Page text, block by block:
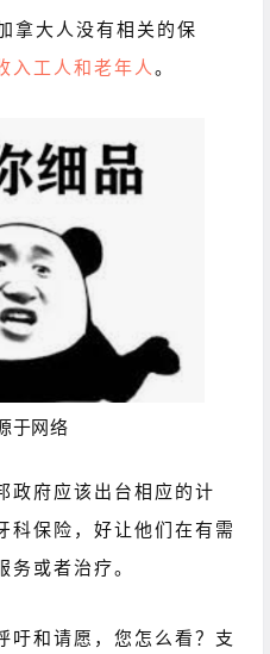
拿大人没有相关的保
入工人和老年人。
于网络
政府应该出台相应的计
科保险，好让他们在有需
或者治疗。
吁和请愿，您怎么看？支